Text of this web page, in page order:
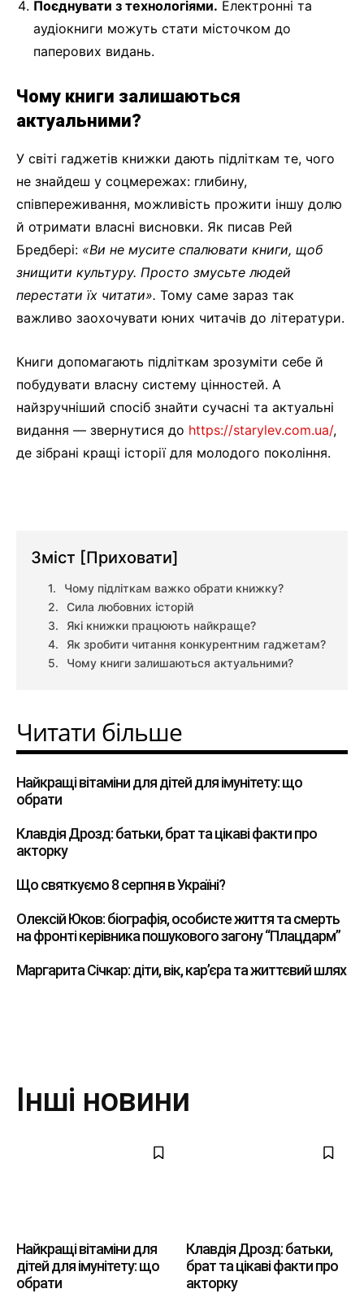
Поєднувати з технологіями. Електронні та
аудіокниги можуть стати місточком до
паперових видань.
Чому книги залишаються
актуальними?
У світі гаджетів книжки дають підліткам те, чого
не знайдеш у соцмережах: глибину,
співпереживання, можливість прожити іншу долю
й отримати власні висновки. Як писав Рей
Бредбері: «Ви не мусите спалювати книги, щоб
знищити культуру. Просто змусьте людей
перестати їх читати». Тому саме зараз так
важливо заохочувати юних читачів до літератури.
Книги допомагають підліткам зрозуміти себе й
побудувати власну систему цінностей. А
найзручніший спосіб знайти сучасні та актуальні
видання — звернутися до https://starylev.com.ua/,
де зібрані кращі історії для молодого покоління.
Зміст [Приховати]
Чому підліткам важко обрати книжку?
Сила любовних історій
Які книжки працюють найкраще?
Як зробити читання конкурентним гаджетам?
Чому книги залишаються актуальними?
Читати більше
Найкращі вітаміни для дітей для імунітету: що
обрати
Клавдія Дрозд: батьки, брат та цікаві факти про
акторку
Що святкуємо 8 серпня в Україні?
Олексій Юков: біографія, особисте життя та смерть
на фронті керівника пошукового загону “Плацдарм”
Маргарита Січкар: діти, вік, кар’єра та життєвий шлях
Інші новини
Найкращі вітаміни для
дітей для імунітету: що
обрати
Клавдія Дрозд: батьки,
брат та цікаві факти про
акторку